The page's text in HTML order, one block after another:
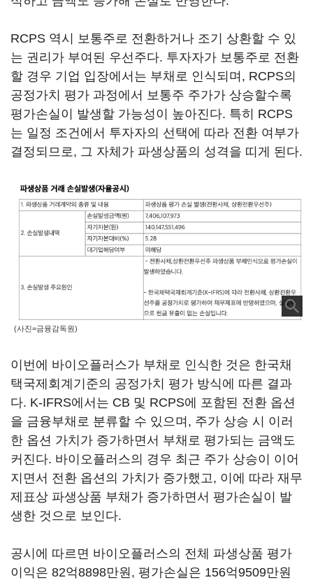
RCPS 역시 보통주로 전환하거나 조기 상환할 수 있
는 권리가 부여된 우선주다. 투자자가 보통주로 전환
할 경우 기업 입장에서는 부채로 인식되며, RCPS의
공정가치 평가 과정에서 보통주 주가가 상승할수록
평가손실이 발생할 가능성이 높아진다. 특히 RCPS
는 일정 조건에서 투자자의 선택에 따라 전환 여부가
결정되므로, 그 자체가 파생상품의 성격을 띠게 된다.
(사진=금융감독원)
이번에 바이오플러스가 부채로 인식한 것은 한국채
택국제회계기준의 공정가치 평가 방식에 따른 결과
다. K-IFRS에서는 CB 및 RCPS에 포함된 전환 옵션
을 금융부채로 분류할 수 있으며, 주가 상승 시 이러
한 옵션 가치가 증가하면서 부채로 평가되는 금액도
커진다. 바이오플러스의 경우 최근 주가 상승이 이어
지면서 전환 옵션의 가치가 증가했고, 이에 따라 재무
제표상 파생상품 부채가 증가하면서 평가손실이 발
생한 것으로 보인다.
공시에 따르면 바이오플러스의 전체 파생상품 평가
이익은 82억8898만원, 평가손실은 156억9509만원